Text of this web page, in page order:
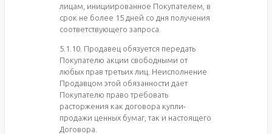
лицам, инициированное Покупателем, в
срок не более 15 дней со дня получения
соответствующего запроса.
5.1.10. Продавец обязуется передать
Покупателю акции свободными от
любых прав третьих лиц. Неисполнение
Продавцом этой обязанности дает
Покупателю право требовать
расторжения как договора купли-
продажи ценных бумаг, так и настоящего
Договора.